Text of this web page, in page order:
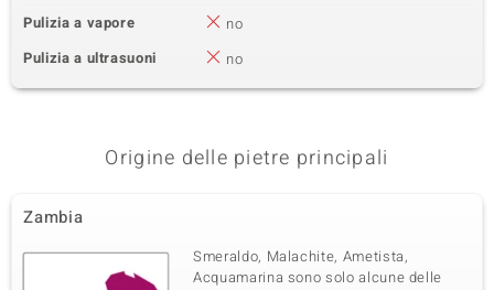
Pulizia a vapore
no
Pulizia a ultrasuoni
no
Origine delle pietre principali
Zambia
Smeraldo, Malachite, Ametista,
Acquamarina sono solo alcune delle